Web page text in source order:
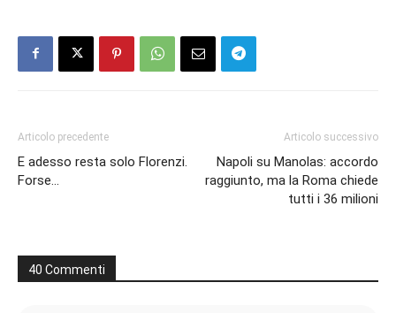
Articolo precedente
E adesso resta solo Florenzi.
Forse…
Articolo successivo
Napoli su Manolas: accordo
raggiunto, ma la Roma chiede
tutti i 36 milioni
40 Commenti